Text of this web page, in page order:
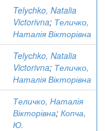
Telychko, Natalia
Victorivna; Теличко,
Наталія Вікторівна
Telychko, Natalia
Victorivna; Теличко,
Наталія Вікторівна
Теличко, Наталія
Вікторівна; Копча,
Ю.